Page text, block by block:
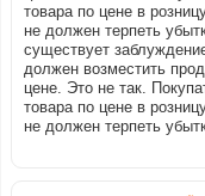
товара по цене в
не должен терпеть
существует
должен возместить
цене. Это не так.
товара по цене в
не должен терпеть